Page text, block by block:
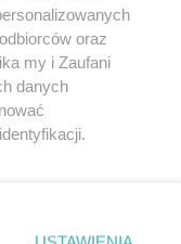
oraz
my i Zaufani
danych
prywatności